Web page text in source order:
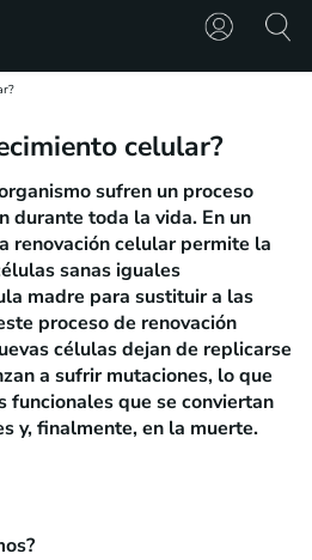
celular?
sufren un proceso
durante toda la vida. En un
renovación celular permite la
sanas iguales
madre para sustituir a las
proceso de renovación
células dejan de replicarse
a sufrir mutaciones, lo que
funcionales que se conviertan
y, finalmente, en la muerte.